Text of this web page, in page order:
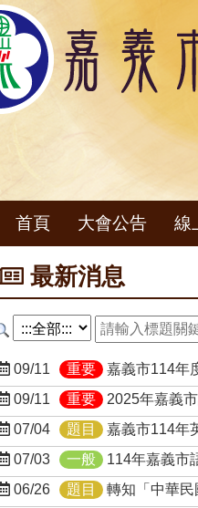
首頁 大會公告 線
最新消息
09/11 重要 嘉義市114年
09/11
重要 2025年嘉義
07/04
題目 嘉義市114年
07/03
一般 114年嘉義市
06/26
題目 轉知「中華